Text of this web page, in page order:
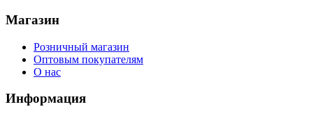
Магазин
Розничный магазин
Оптовым покупателям
О нас
Информация